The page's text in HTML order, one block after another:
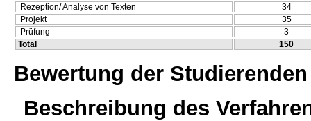
Rezeption/ Analyse von Texten
34
Projekt
35
Prüfung
3
Total
150
Bewertung der Studierenden
Beschreibung des